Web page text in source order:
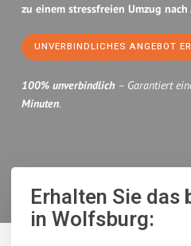
zu einem stressfreien Umzug
UNVERBINDLICHES ANGEBOT
100% unverbindlich – Garantiert
Minuten.
Erhalten Sie das
in Wolfsburg: